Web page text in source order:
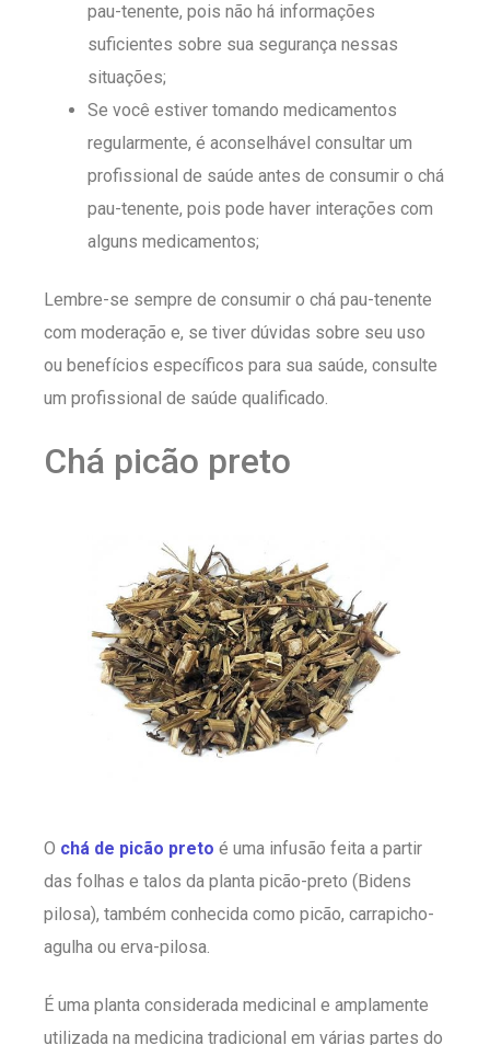
pau-tenente, pois não há informações
suficientes sobre sua segurança nessas
situações;
Se você estiver tomando medicamentos
regularmente, é aconselhável consultar um
profissional de saúde antes de consumir o chá
pau-tenente, pois pode haver interações com
alguns medicamentos;
Lembre-se sempre de consumir o chá pau-tenente
com moderação e, se tiver dúvidas sobre seu uso
ou benefícios específicos para sua saúde, consulte
um profissional de saúde qualificado.
Chá picão preto
O chá de picão preto é uma infusão feita a partir
das folhas e talos da planta picão-preto (Bidens
pilosa), também conhecida como picão, carrapicho-
agulha ou erva-pilosa.
É uma planta considerada medicinal e amplamente
utilizada na medicina tradicional em várias partes do